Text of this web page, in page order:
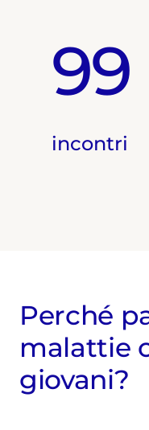
99
incontri
Perché
malattie
giovani?